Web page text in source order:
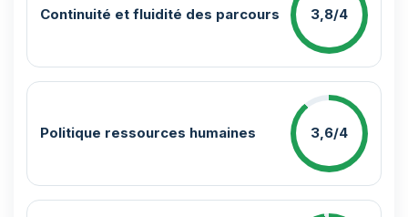
Continuité et fluidité des parcours 3,8/4
Politique ressources humaines 3,6/4